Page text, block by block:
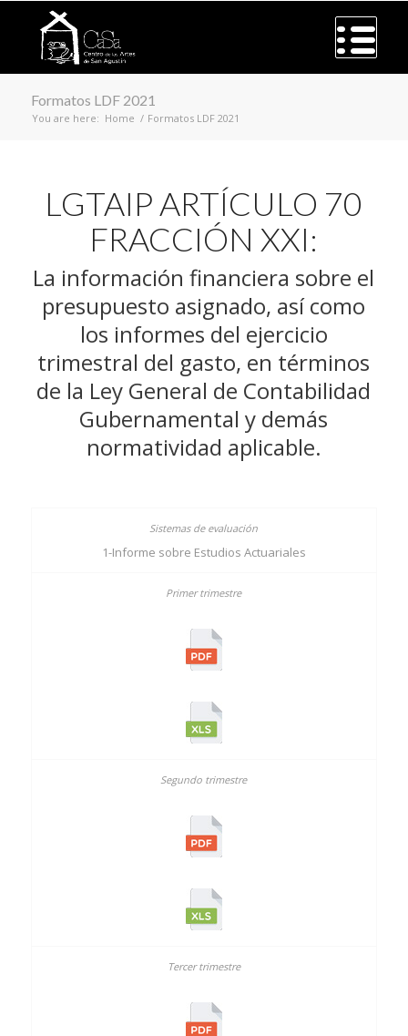
Formatos LDF 2021
You are here: Home / Formatos LDF 2021
LGTAIP ARTÍCULO 70
FRACCIÓN XXI:
La información financiera sobre el
presupuesto asignado, así como
los informes del ejercicio
trimestral del gasto, en términos
de la Ley General de Contabilidad
Gubernamental y demás
normatividad aplicable.
1-Informe sobre Estudios Actuariales